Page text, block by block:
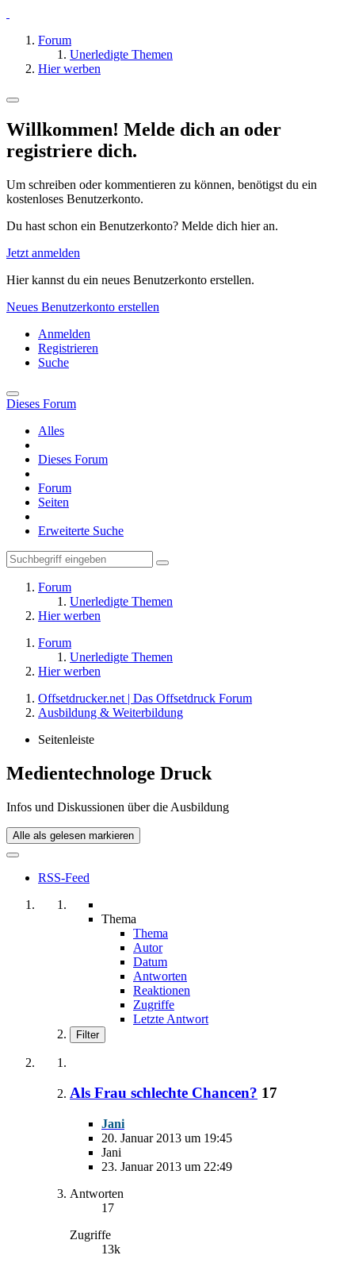
Forum
Unerledigte Themen
Hier werben
Willkommen! Melde dich an oder
registriere dich.
Um schreiben oder kommentieren zu können, benötigst du ein
kostenloses Benutzerkonto.
Du hast schon ein Benutzerkonto? Melde dich hier an.
Jetzt anmelden
Hier kannst du ein neues Benutzerkonto erstellen.
Neues Benutzerkonto erstellen
Anmelden
Registrieren
Suche
Dieses Forum
Alles
Dieses Forum
Forum
Seiten
Erweiterte Suche
Forum
Unerledigte Themen
Hier werben
Forum
Unerledigte Themen
Hier werben
Offsetdrucker.net | Das Offsetdruck Forum
Ausbildung & Weiterbildung
Seitenleiste
Medientechnologe Druck
Infos und Diskussionen über die Ausbildung
Alle als gelesen markieren
RSS-Feed
Thema
Thema
Autor
Datum
Antworten
Reaktionen
Zugriffe
Letzte Antwort
Filter
Als Frau schlechte Chancen? 17
Jani
20. Januar 2013 um 19:45
Jani
23. Januar 2013 um 22:49
Antworten
17
Zugriffe
13k